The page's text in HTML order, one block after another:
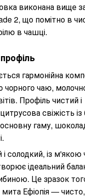
виконана вище
2, що помітно в
в чашці.
гармонійна
чорного чаю,
Профіль чистий і
свіжість
гаму,
і солодкий, із
ідеальний
Це зразок
Ефіопія —